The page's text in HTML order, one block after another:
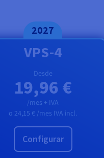
2027
VPS-4
Desde
19,96 €
/mes + IVA
o 24,15 € /mes IVA incl.
Configurar